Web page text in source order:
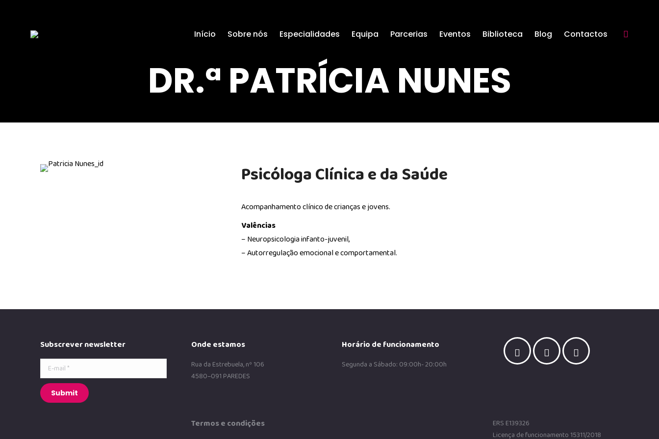
Início Sobre nós Especialidades Equipa Parcerias Eventos Biblioteca Blog Contactos Search:
DR.ª PATRÍCIA NUNES
Psicóloga Clínica e da Saúde
Acompanhamento clínico de crianças e jovens.
Valências
– Neuropsicologia infanto-juvenil,
– Autorregulação emocional e comportamental.
Subscrever newsletter
E-mail *
Submit
Onde estamos
Rua da Estrebuela, nº 106
4580–091 PAREDES
Horário de funcionamento
Segunda a Sábado: 09:00h- 20:00h
Termos e condições
ERS E139326
Licença de funcionamento 15311/2018